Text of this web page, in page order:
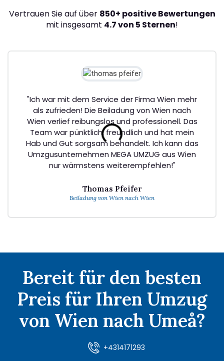
Vertrauen Sie auf über 850+ positive Bewertungen
mit insgesamt 4.7 von 5 Sternen!
"Ich war mit dem Service der Firma Wien mehr
als zufrieden! Die Beiladung von Wien nach
Wien verlief reibungslos und professionell. Das
Team war pünktlich, freundlich und hat mein
Hab und Gut sorgsam behandelt. Ich kann das
Umzgusunternehmen MEGA UMZUG aus Wien
nur wärmstens weiterempfehlen!"
Thomas Pfeifer
Beiladung von Wien nach Wien
Bereit für den besten
Preis für Ihren Umzug
von Wien nach Umeå?
+4314171293